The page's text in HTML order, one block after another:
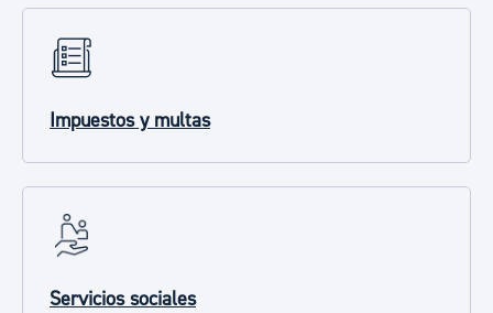
Impuestos y multas
Servicios sociales